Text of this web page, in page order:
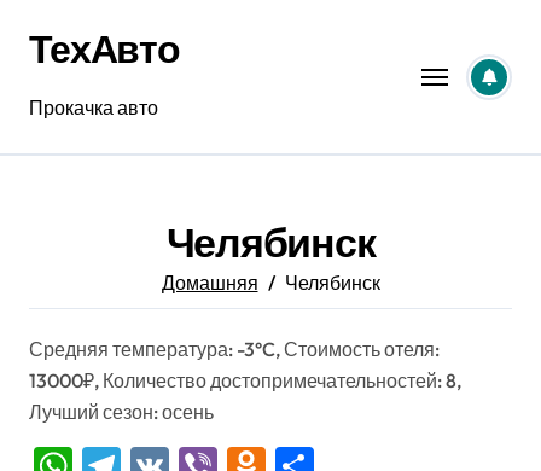
содержанию
ТехАвто
Прокачка авто
Челябинск
Домашняя Челябинск
Средняя температура: -3°C, Стоимость отеля:
13000₽, Количество достопримечательностей: 8,
Лучший сезон: осень